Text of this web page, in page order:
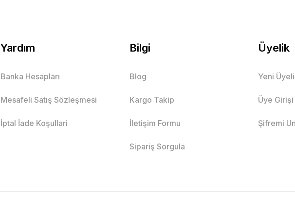
Yardım
Banka Hesapları
Mesafeli Satış Sözleşmesi
İptal İade Koşullari
Bilgi
Blog
Kargo Takip
İletişim Formu
Sipariş Sorgula
Üyelik
Yeni
Üye Girişi
Şifremi